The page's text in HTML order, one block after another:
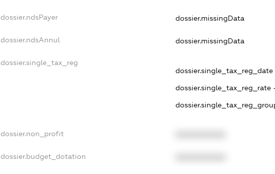
dossier.ndsPayer dossier.missingData
dossier.ndsAnnul dossier.missingData
dossier.single_tax_reg
dossier.single_tax_reg_date
dossier.single_tax_reg_rate
dossier.non_profit
dossier.budget_dotation